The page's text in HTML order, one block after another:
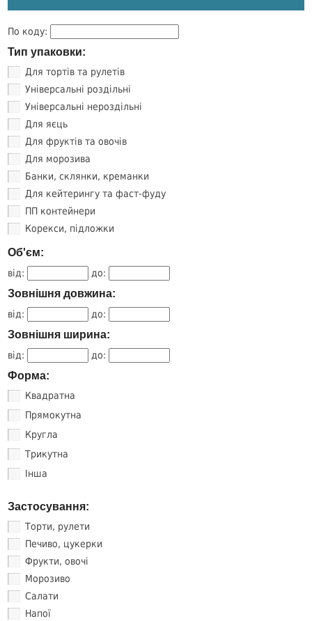
По коду:
Тип упаковки:
Для тортів та рулетів
Універсальні роздільні
Універсальні нероздільні
Для яєць
Для фруктів та овочів
Для морозива
Банки, склянки, креманки
Для кейтерингу та фаст-фуду
ПП контейнери
Корекси, підложки
Об'єм:
від: до:
Зовнішня довжина:
від: до:
Зовнішня ширина:
від: до:
Форма:
Квадратна
Прямокутна
Кругла
Трикутна
Інша
Застосування:
Торти, рулети
Печиво, цукерки
Фрукти, овочі
Морозиво
Салати
Напої